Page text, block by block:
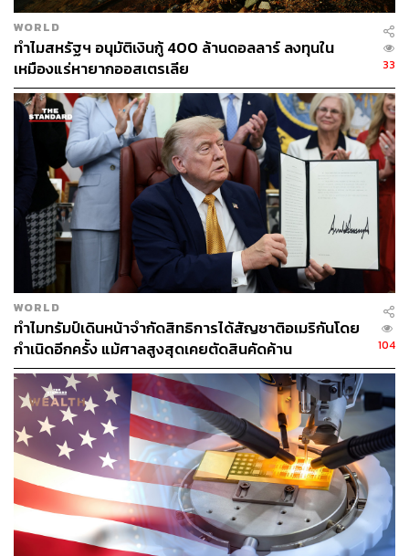
ด้วยเหตุนี้ เราจึงเห็นการขาดดุลการค้าและการได้ดุลการค้า
อยู่เสมอ การขาดดุลการค้าหรือได้ดุลการค้า แน่นอนว่ามัน
หมายถึงการไหลเข้าไหลออกของเงินตรา แต่มันไม่ได้ให้สื่อ
ว่า เรากำลังเสียเปรียบหรือได้เปรียบใคร แม้มาตรการกีดกัน
ทางการค้าอาจส่งผลต่อมูลค่าของการขาดดุล/ได้ดุลกับบางคู่
ค้า แต่มันไม่ได้หมายความว่าการขาดดุลหรือได้ดุลการได้มา
จากมาตรการกีดกันทางการค้าทั้งหมด ความสมดุลทางการ
ค้า (Balanced trade) จึงไม่เคยเป็นเป้าหมาย (Goal) ทาง
เศรษฐกิจไม่ว่าจะเป็นเศรษฐศาสตร์สำนักใด
ตัวอย่างง่ายๆ ก็คือว่า ผมทำงานให้กับองค์กรหนึ่ง นั่นเป็น
เพราะผมมีสิ่งที่องค์กรต้องการ ผม specialise ในงานบาง
อย่าง ที่มันแพงเกินไป/เป็นไปไม่ได้ สำหรับองค์กรที่จะทำด้วย
ตนเอง องค์กรนั้นก็จ่ายเงินเดือนผมมาเป็นค่าตอบแทน ขณะ
เดียวกัน ผมไม่ได้จ่ายเงินให้กับองค์กรเลยเพราะผมไม่ได้ซื้อ
หรือสนใจในผลิตภัณฑ์ที่องค์กรจำหน่าย ดังนั้น ผมจึงมี
surplus กับองค์กร
ขณะเดียวกัน ผมซื้อข้าวผัดกะเพราหมูสับของป้าแมวทุกวัน
เพราะผมทำเองแล้วพบว่าแพงกว่าซื้อกินมาก แต่ป้าสามารถ
ขายได้ในราคาจานละ 50 บาท เพราะป้าแมวบริหารจัดการ
ต้นทุนได้เนื่องจากเป็นร้านอาหาร ขณะเดียวกัน ป้าแมวก็ไม่
ได้มาซื้ออะไรจากผม ผมจึงมี decifit กับป้าแมว จะเห็นว่า
ชีวิตก็ดำเนินต่อไปได้ โดยไม่ต้องมี balanced trade กับ
องค์กรหรือป้าแมว สิ่งที่ทรัมป์ทำ คือพยายามให้ผมซื้ออะไร
WORLD
ทำไมสหรัฐฯ อนุมัติเงินกู้ 400 ล้านดอลลาร์ ลงทุนใน
เหมืองแร่หายากออสเตรเลีย
33
WORLD
ทำไมทรัมป์เดินหน้าจำกัดสิทธิการได้สัญชาติอเมริกันโดย
กำเนิดอีกครั้ง แม้ศาลสูงสุดเคยตัดสินคัดค้าน
104